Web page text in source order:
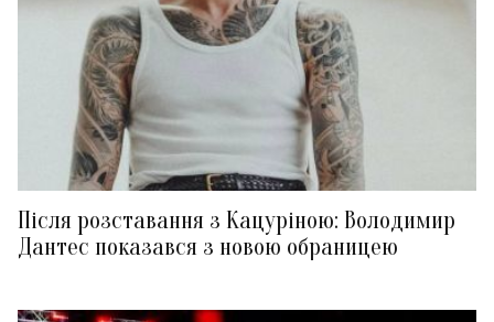
Після розставання з Кацуріною: Володимир
Дантес показався з новою обраницею